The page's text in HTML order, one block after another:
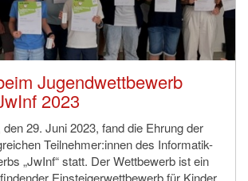
Jugendwettbewerb
2023
29. Juni 2023, fand die Ehrung der
Teilnehmer:innen des Informatik-
„JwInf“ statt. Der Wettbewerb ist ein
Einsteigerwettbewerb für Kinder